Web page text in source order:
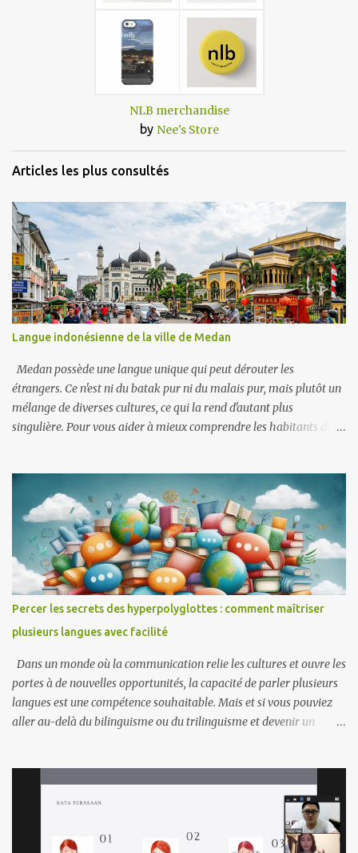
NLB merchandise
by Nee's Store
Articles les plus consultés
Langue indonésienne de la ville de Medan
Medan possède une langue unique qui peut dérouter les
étrangers. Ce n'est ni du batak pur ni du malais pur, mais plutôt un
mélange de diverses cultures, ce qui la rend d'autant plus
singulière. Pour vous aider à mieux comprendre les habitants de
expressions emblématiques, vous vous sentirez instantanément
comme un local. Transports et lieux Becak Hantu = Pousse-pousse
motorisé qui va très vite Galon = Station-service Kede Aceh =
Épicerie (généralement tenue par des Acehnais) Kede Sampah =
Petit magasin vendant des légumes et des articles de cuisine.
Kereta = Moto Monja/Monza = Lieu de vente de vêtements
d'occasion importés (origine du mot : Monginsidi Plaza) Pajak =
Marché (lieu d'achat et de vente de légumes, de viande ou de
produits de première nécessité) Pasar = Route pavée Pinggir! = Dit
au conducteur de transport en commun lorsqu'un passa...
Percer les secrets des hyperpolyglottes : comment maîtriser
plusieurs langues avec facilité
Dans un monde où la communication relie les cultures et ouvre les
portes à de nouvelles opportunités, la capacité de parler plusieurs
langues est une compétence souhaitable. Mais et si vous pouviez
aller au-delà du bilinguisme ou du trilinguisme et devenir un
leur stratégie et d’un profond amour pour l’apprentissage. Les
langues peuvent être similaires ou identiques de diverses
manières, par exemple par le biais d'un vocabulaire, d'une